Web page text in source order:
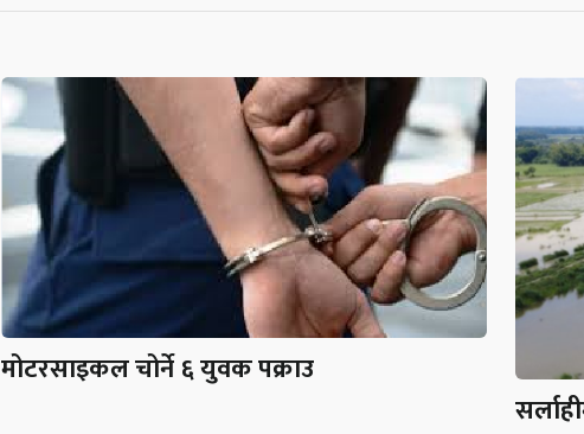
मोटरसाइकल चोर्ने ६ युवक पक्राउ